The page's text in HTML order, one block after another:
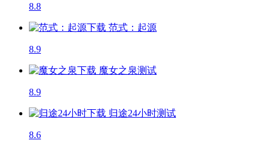
8.8
范式：起源
8.9
魔女之泉测试
8.9
归途24小时测试
8.6